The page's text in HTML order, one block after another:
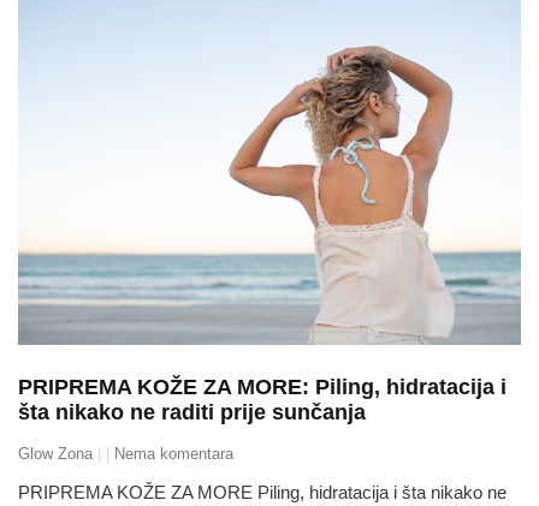
PRIPREMA KOŽE ZA MORE: Piling, hidratacija i
šta nikako ne raditi prije sunčanja
Glow Zona Nema komentara
PRIPREMA KOŽE ZA MORE Piling, hidratacija i šta nikako ne